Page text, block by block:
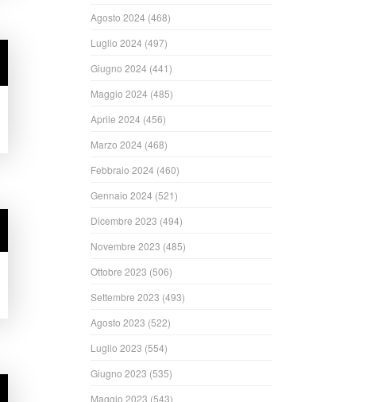
Agosto 2024 (468)
Luglio 2024 (497)
Giugno 2024 (441)
Maggio 2024 (485)
Aprile 2024 (456)
Marzo 2024 (468)
Febbraio 2024 (460)
Gennaio 2024 (521)
Dicembre 2023 (494)
Novembre 2023 (485)
Ottobre 2023 (506)
Settembre 2023 (493)
Agosto 2023 (522)
Luglio 2023 (554)
Giugno 2023 (535)
Maggio 2023 (543)